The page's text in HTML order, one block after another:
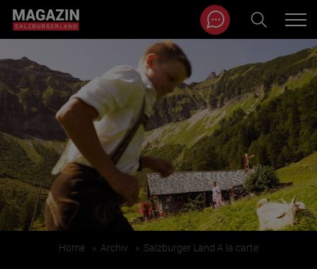
BEITRÄGE IN MEINER NÄHE
Magazin durchsuchen...
Home » Archiv » Salzburger Land A la carte